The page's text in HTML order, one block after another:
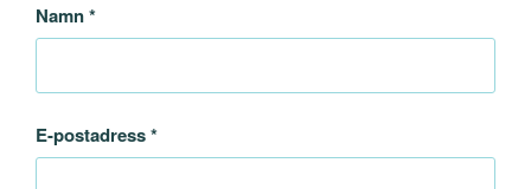
Namn*
E-postadress*